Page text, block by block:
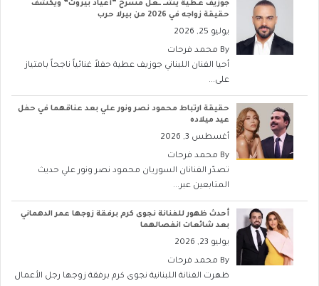
جوزيف عطية يشــ ــعل مسرح “أعياد بيروت” ويكشف
حقيقة زواجه في 2026 من بيرلا حرب
يوليو 25, 2026
By محمد فرحات
أحيا الفنان اللبناني جوزيف عطية حفلاً غنائياً ناجحاً بامتياز
على...
حقيقة ارتباط محمود نصر ونور علي بعد عناقهما في حفل
عيد ميلاده
أغسطس 3, 2026
By محمد فرحات
تصدّر الفنانان السوريان محمود نصر ونور علي حديث
المتابعين عبر...
أحدث ظهور للفنانة نجوى كرم برفقة زوجها عمر الدهماني
بعد شائعات انفصالهما
يوليو 23, 2026
By محمد فرحات
ظهرت الفنانة اللبنانية نجوى كرم برفقة زوجها رجل الأعمال